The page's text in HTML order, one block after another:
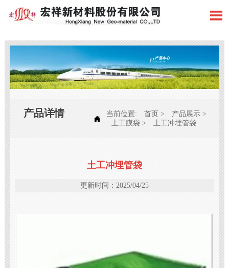

产品详情 
当前位置: 首页 > 产品展示 >
土工膜袋 > 土工冲埋管袋
土工冲埋管袋
更新时间：2025/04/25